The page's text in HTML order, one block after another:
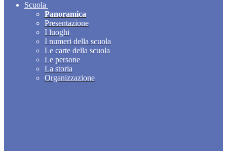
Scuola
Panoramica
Presentazione
I luoghi
I numeri della scuola
Le carte della scuola
Le persone
La storia
Organizzazione